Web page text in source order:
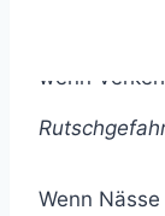
wenn
Wenn